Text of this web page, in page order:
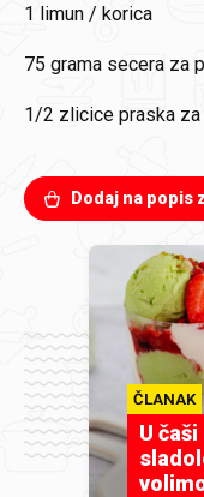
1 limun / korica
75 grama secera za
1/2 zlicice praska
Dodaj na popis
ČLANAK
U